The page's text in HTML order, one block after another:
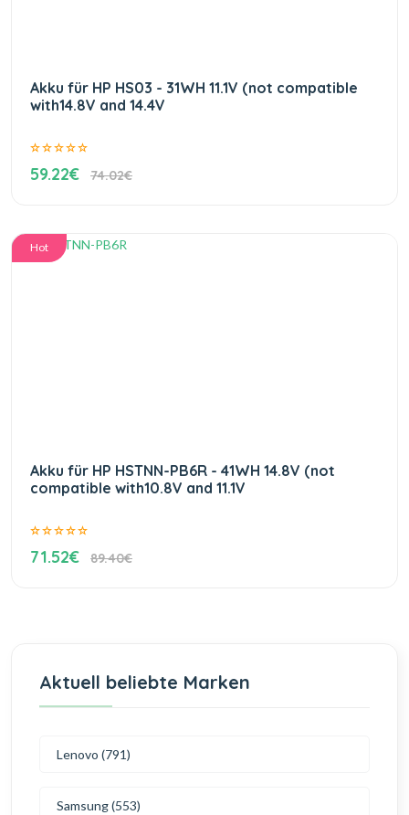
Akku für HP HS03 - 31WH 11.1V (not compatible
with14.8V and 14.4V
59.22€ 74.02€
Hot
Akku für HP HSTNN-PB6R - 41WH 14.8V (not
compatible with10.8V and 11.1V
71.52€ 89.40€
Aktuell beliebte Marken
Lenovo (791)
Samsung (553)